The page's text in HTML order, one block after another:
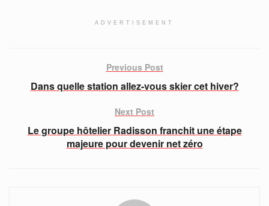
ADVERTISEMENT
Previous Post
Dans quelle station allez-vous skier cet hiver?
Next Post
Le groupe hôtelier Radisson franchit une étape
majeure pour devenir net zéro